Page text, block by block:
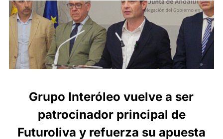
Grupo Interóleo vuelve a ser
patrocinador principal de
Futuroliva y refuerza su apuesta